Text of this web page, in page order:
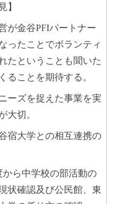
】
が金谷PFIパートナー
ったことでボランティ
たということも聞いた
ることを期待する。
ーズを捉えた事業を実
大切。
宿大学との相互連携の
から中学校の部活動の
状確認及び公民館、東